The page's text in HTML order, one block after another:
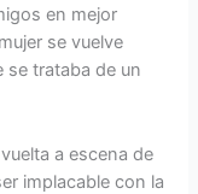
en mejor
se vuelve
se trataba de un
a escena de
implacable con la